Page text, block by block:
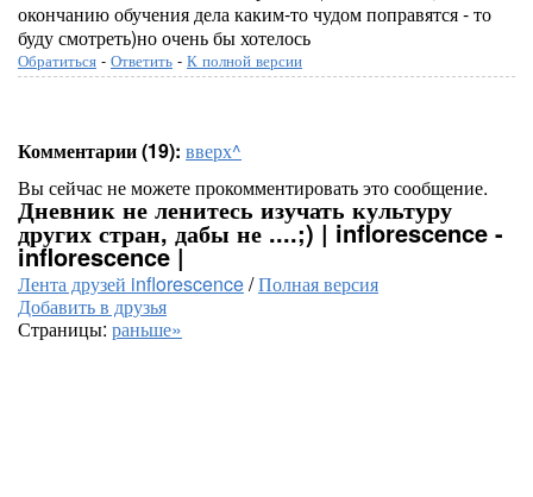
окончанию обучения дела каким-то чудом поправятся - то
буду смотреть)но очень бы хотелось
Обратиться - Ответить - К полной версии
Комментарии (19): вверх^
Вы сейчас не можете прокомментировать это сообщение.
Дневник не ленитесь изучать культуру
других стран, дабы не ....;) | inflorescence -
inflorescence |
Лента друзей inflorescence/Полная версия
Добавить в друзья
Страницы: раньше»